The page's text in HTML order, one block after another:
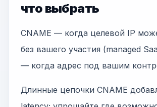
что выбрать
CNAME — когда целевой IP
без вашего участия (managed
— когда адрес под вашим
Длинные цепочки CNAME